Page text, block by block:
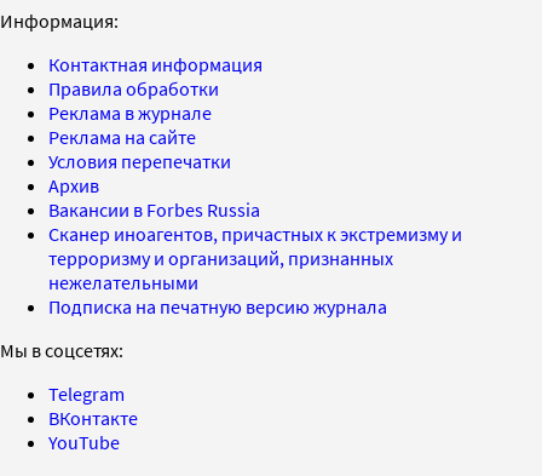
Информация:
Контактная информация
Правила обработки
Реклама в журнале
Реклама на сайте
Условия перепечатки
Архив
Вакансии в Forbes Russia
Сканер иноагентов, причастных к экстремизму и
терроризму и организаций, признанных
нежелательными
Подписка на печатную версию журнала
Мы в соцсетях:
Telegram
ВКонтакте
YouTube